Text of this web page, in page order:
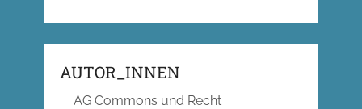
AUTOR_INNEN
AG Commons und Recht